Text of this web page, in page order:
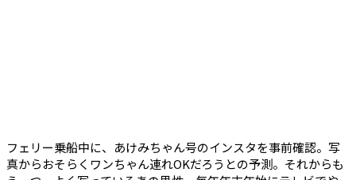
フェリー乗船中に、あけみちゃん号のインスタを事前確認。写
真からおそらくワンちゃん連れOKだろうとの予測。それからも